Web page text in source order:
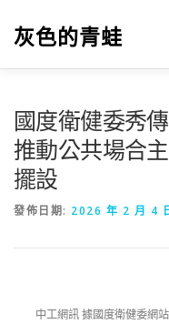
灰色的青蛙
國度衛健委秀
推動公共場合
擺設
發佈日期: 2026 年 2 月 4
中工網訊 據國度衛健委網站